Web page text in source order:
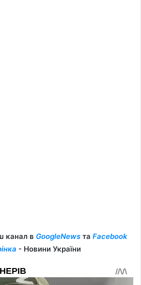
канал в GoogleNews та Facebook
- Новини України